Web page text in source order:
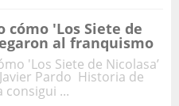
cómo 'Los Siete de
al franquismo
'Los Siete de Nicolasa’
Pardo Historia de
consigui ...